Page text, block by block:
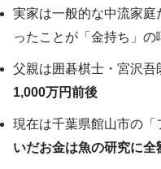
実家は一般的な中流家庭
ったことが「金持ち」の
父親は囲碁棋士・宮沢
1,000万円前後
現在は千葉県館山市の「
いだお金は魚の研究に全